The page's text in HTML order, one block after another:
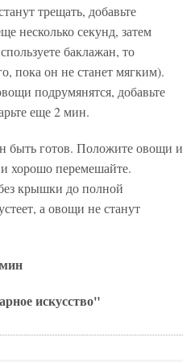
трещать, добавьте
несколько секунд, затем
баклажан, то
пока он не станет мягким).
подрумянятся, добавьте
еще 2 мин.
быть готов. Положите овощи и
хорошо перемешайте.
крышки до полной
а овощи не станут
искусство"